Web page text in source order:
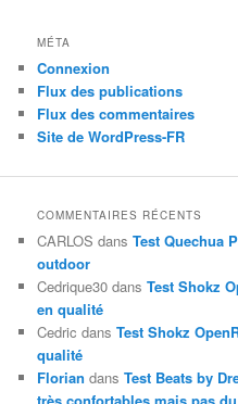
MÉTA
Connexion
Flux des publications
Flux des commentaires
Site de WordPress-FR
COMMENTAIRES RÉCENTS
CARLOS dansTest Quechua
outdoor
Cedrique30 dansTest Shokz
en qualité
Cedric dansTest Shokz
qualité
Florian dansTest Beats by
très confortables mais pas